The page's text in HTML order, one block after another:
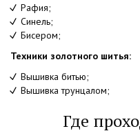
Рафия;
Синель;
Бисером;
Техники золотного шитья:
Вышивка битью;
Вышивка трунцалом;
Где